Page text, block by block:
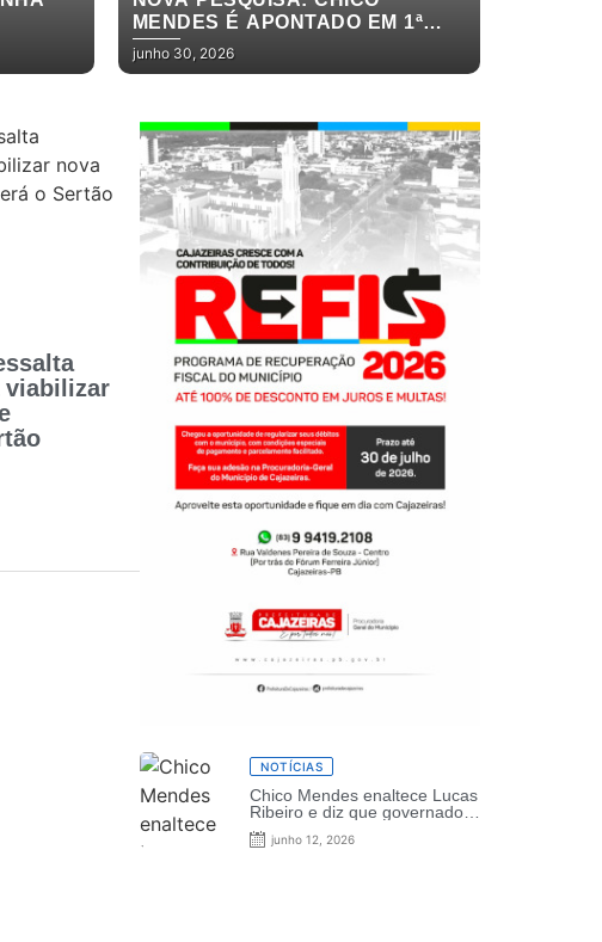
MENDES É APONTADO EM 1ª
LUGAR PARA DEPUTADO
ESTADUAL
junho 30, 2026
viabilizar
NOTÍCIAS
Chico Mendes enaltece Lucas
Ribeiro e diz que governador
é a grande revelação da
política paraibana
junho 12, 2026